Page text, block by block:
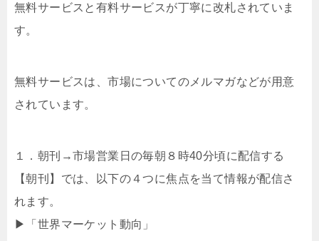
無料サービスと有料サービスが丁寧に改札されていま
す。
無料サービスは、市場についてのメルマガなどが用意
されています。
１．朝刊→市場営業日の毎朝８時40分頃に配信する
【朝刊】では、以下の４つに焦点を当て情報が配信さ
れます。
▶「世界マーケット動向」